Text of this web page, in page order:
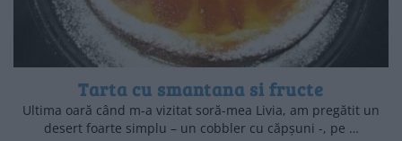
Tarta cu smantana si fructe
Ultima oară când m-a vizitat soră-mea Livia, am pregătit un
desert foarte simplu – un cobbler cu căpșuni -, pe …